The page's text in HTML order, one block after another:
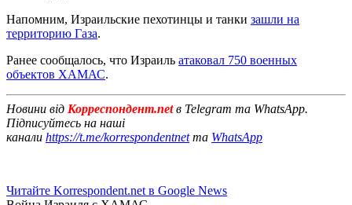
Напомним, Израильские пехотинцы и танки зашли на
территорию Газа.
Ранее сообщалось, что Израиль атаковал 750 военных
объектов ХАМАС.
Новини від Корреспондент.netв Telegram та WhatsApp.
Підписуйтесь на наші
канали https://t.me/korrespondentnetта WhatsApp
Читайте Korrespondent.net в Google News